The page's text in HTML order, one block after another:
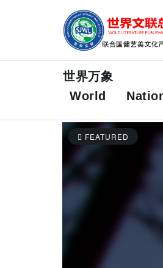
世界万象
World
FEATURED